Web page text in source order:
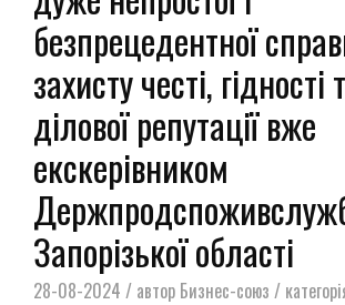
безпрецедентної
захисту честі, гідності
ділової репутації вже
екскерівником
Запорізької області
28-08-2024 / автор Бизнес-союз /